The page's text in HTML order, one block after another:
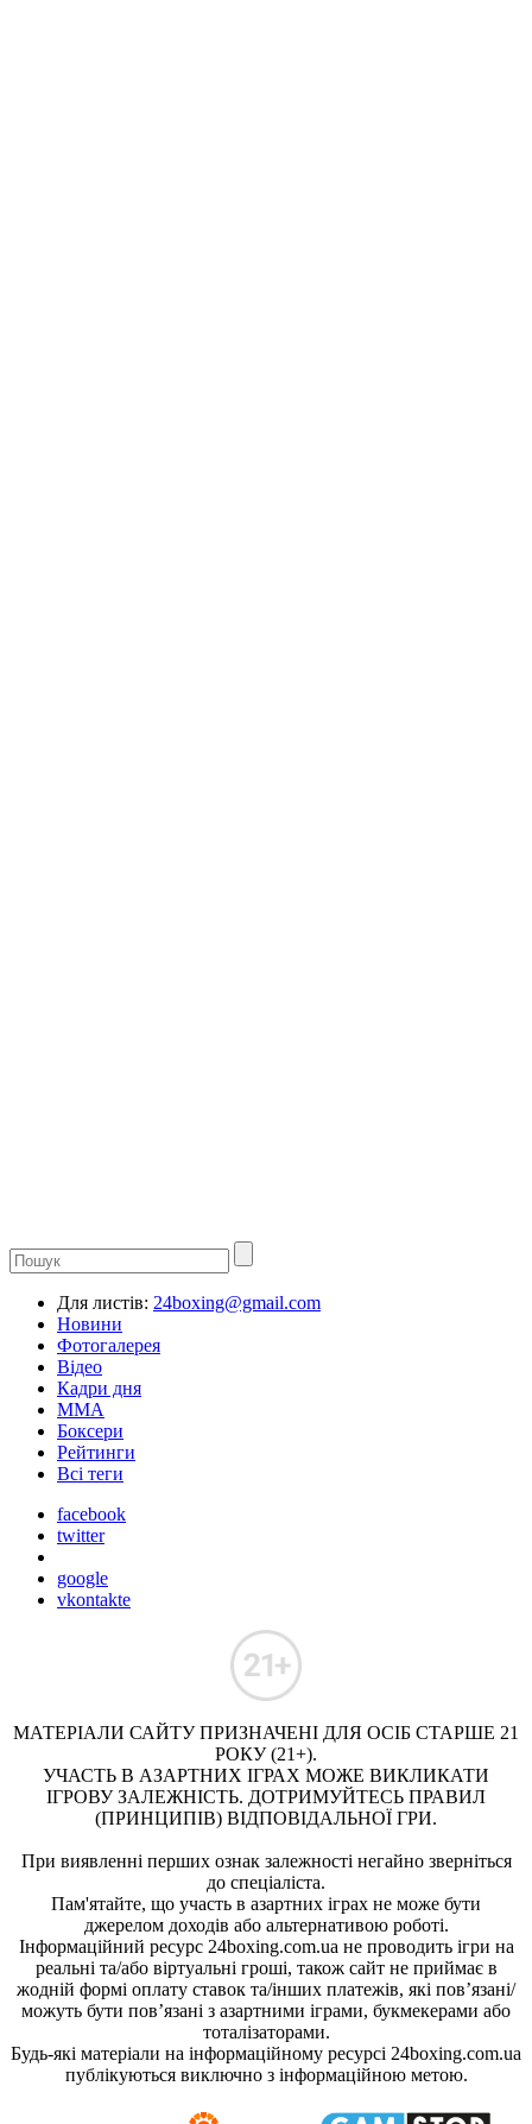
Для листів: 24boxing@gmail.com
Новини
Фотогалерея
Відео
Кадри дня
ММА
Боксери
Рейтинги
Всі теги
facebook
twitter
google
vkontakte
МАТЕРІАЛИ САЙТУ ПРИЗНАЧЕНІ ДЛЯ ОСІБ СТАРШЕ 21
РОКУ (21+).
УЧАСТЬ В АЗАРТНИХ ІГРАХ МОЖЕ ВИКЛИКАТИ
ІГРОВУ ЗАЛЕЖНІСТЬ. ДОТРИМУЙТЕСЬ ПРАВИЛ
(ПРИНЦИПІВ) ВІДПОВІДАЛЬНОЇ ГРИ.
При виявленні перших ознак залежності негайно зверніться
до спеціаліста.
Пам'ятайте, що участь в азартних іграх не може бути
джерелом доходів або альтернативою роботі.
Інформаційний ресурс 24boxing.com.ua не проводить ігри на
реальні та/або віртуальні гроші, також сайт не приймає в
жодній формі оплату ставок та/інших платежів, які пов’язані/
можуть бути пов’язані з азартними іграми, букмекерами або
тоталізаторами.
Будь-які матеріали на інформаційному ресурсі 24boxing.com.ua
публікуються виключно з інформаційною метою.